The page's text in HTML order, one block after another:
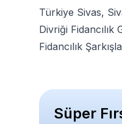
Türkiye Sivas,
Divriği Fidancılık
Fidancılık
Süper